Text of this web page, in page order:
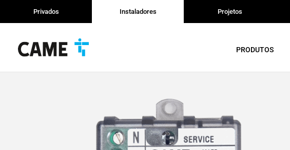
Privados Instaladores Projetos
PRODUTOS